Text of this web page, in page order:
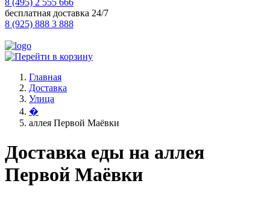
8 (495) 2 555 666
бесплатная доставка 24/7
8 (925) 888 3 888
Главная
Доставка
Улица
�
аллея Первой Маёвки
Доставка еды на аллея
Первой Маёвки